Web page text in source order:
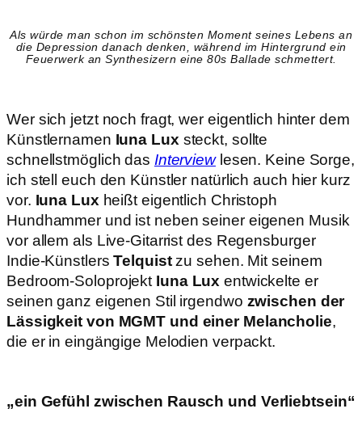
Als würde man schon im schönsten Moment seines Lebens an
die Depression danach denken, während im Hintergrund ein
Feuerwerk an Synthesizern eine 80s Ballade schmettert.
Wer sich jetzt noch fragt, wer eigentlich hinter dem
Künstlernamen Iuna Lux steckt, sollte
schnellstmöglich das Interviewlesen. Keine Sorge,
ich stell euch den Künstler natürlich auch hier kurz
vor. Iuna Lux heißt eigentlich Christoph
Hundhammer und ist neben seiner eigenen Musik
vor allem als Live-Gitarrist des Regensburger
Indie-KünstlersTelquistzu sehen. Mit seinem
Bedroom-Soloprojekt Iuna Lux entwickelte er
seinen ganz eigenen Stil irgendwo zwischen der
Lässigkeit von MGMT und einer Melancholie,
die er in eingängige Melodien verpackt.
„ein Gefühl zwischen Rausch und Verliebtsein“